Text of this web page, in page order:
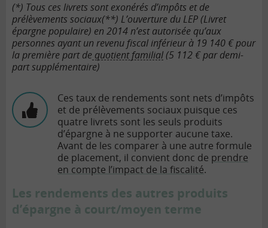
(*) Tous ces livrets sont exonérés d’impôts et de
prélèvements sociaux(**) L’ouverture du LEP (Livret
épargne populaire) en 2014 n’est autorisée qu’aux
personnes ayant un revenu fiscal inférieur à 19 140 € pour
la première part de quotient familial(5 112 € par demi-
part supplémentaire)
Ces taux de rendements sont nets d’impôts
et de prélèvements sociaux puisque ces
quatre livrets sont les seuls produits
d’épargne à ne supporter aucune taxe.
Avant de les comparer à une autre formule
de placement, il convient donc de prendre
en compte l’impact de la fiscalité.
Les rendements des autres produits
d’épargne à court/moyen terme